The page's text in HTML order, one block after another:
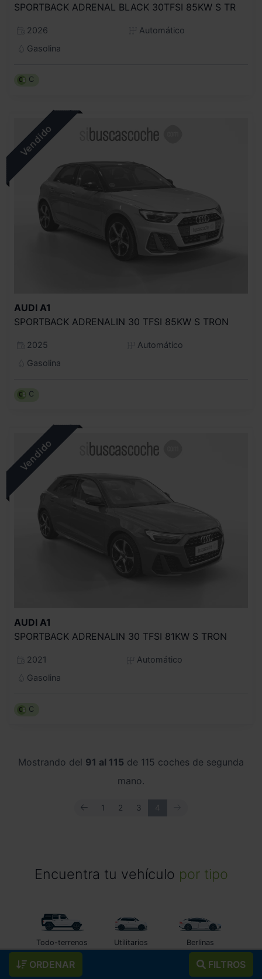
ORDENAR FILTROS
SPORTBACK ADRENAL BLACK 30TFSI 85KW S TR
2026
Automático
Gasolina
C
AUDI A1
SPORTBACK ADRENALIN 30 TFSI 85KW S TRON
2025
Automático
Gasolina
C
AUDI A1
SPORTBACK ADRENALIN 30 TFSI 81KW S TRON
2021
Automático
Gasolina
C
Mostrando del 91 al 115 de 115 coches de segunda
mano.
ANTERIOR
1 2 3 4
Encuentra tu vehículo por tipo
Todo-terrenos Utilitarios Berlinas